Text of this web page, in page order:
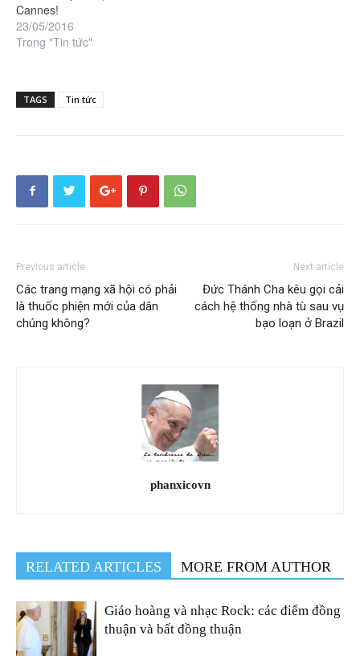
Cannes!
23/05/2016
Trong "Tin tức"
TAGS Tin tức
Previous article
Các trang mạng xã hội có phải
là thuốc phiện mới của dân
chúng không?
Next article
Đức Thánh Cha kêu gọi cải
cách hệ thống nhà tù sau vụ
bạo loạn ở Brazil
phanxicovn
RELATED ARTICLES MORE FROM AUTHOR
Giáo hoàng và nhạc Rock: các điểm đồng
thuận và bất đồng thuận